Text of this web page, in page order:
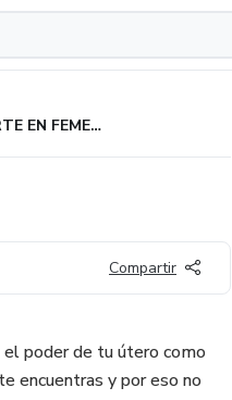
HABITARTE EN FEMENINO
Compartir
el poder de tu útero como
encuentras y por eso no